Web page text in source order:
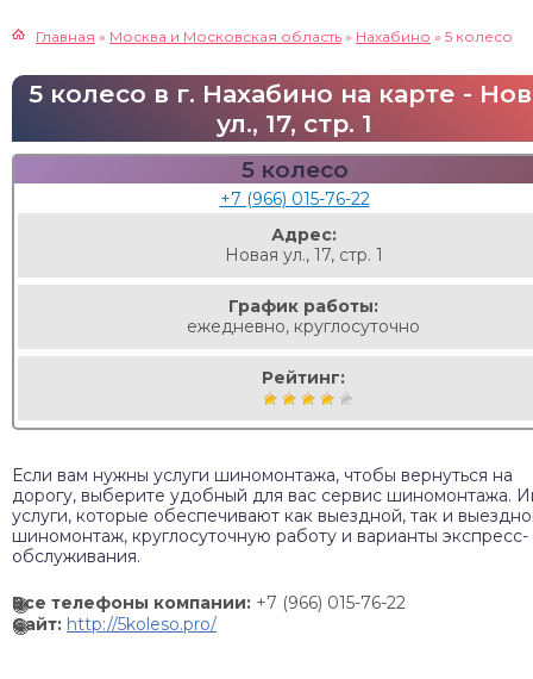
Главная » Москва и Московская область » Нахабино » 5 колесо
5 колесо в г. Нахабино на карте -
ул., 17, стр. 1
5 колесо
+7 (966) 015-76-22
Адрес:
Новая ул., 17, стр. 1
График работы:
ежедневно, круглосуточно
Рейтинг:
Если вам нужны услуги шиномонтажа, чтобы вернуться на
дорогу, выберите удобный для вас сервис шиномонтажа.
услуги, которые обеспечивают как выездной, так и
шиномонтаж, круглосуточную работу и варианты экспресс-
обслуживания.
Все телефоны компании: +7 (966) 015-76-22
Сайт: http://5koleso.pro/